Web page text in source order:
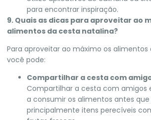
para encontrar inspiração.
9. Quais as dicas para aproveitar ao
alimentos da cesta natalina?
Para aproveitar ao máximo os
você pode:
Compartilhar a cesta com
Compartilhar a cesta com amigos
a consumir os alimentos antes
principalmente itens perecíveis